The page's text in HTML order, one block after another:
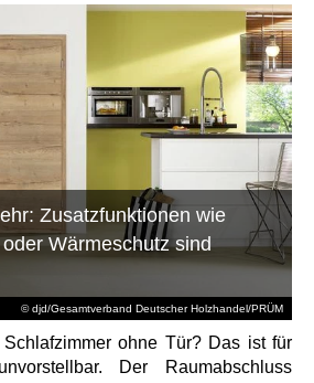
© djd/Gesamtverband Deutscher Holzhandel/PRÜM
Zusatzfunktionen wie
Wärmeschutz sind
ohne Tür? Das ist für
Der Raumabschluss